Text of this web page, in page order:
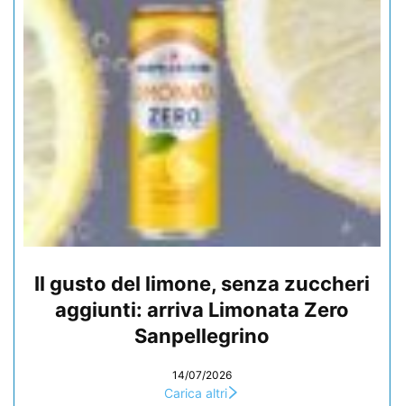
Il gusto del limone, senza zuccheri
aggiunti: arriva Limonata Zero
Sanpellegrino
14/07/2026
Carica altri